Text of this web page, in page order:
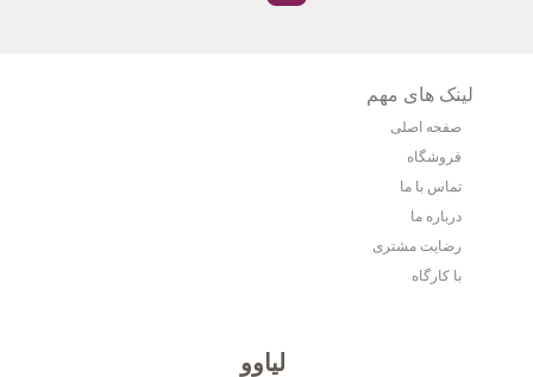
لینک های مهم
صفحه اصلی
فروشگاه
تماس با ما
درباره ما
رضایت مشتری
با کارگاه
لیاوو